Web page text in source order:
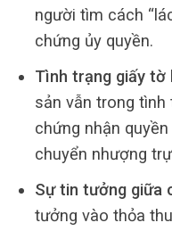
người tìm cách
chứng ủy quyền.
Tình trạng giấy tờ
sản vẫn trong
chứng nhận
chuyển nhượng
Sự tin tưởng giữa
tưởng vào thỏa